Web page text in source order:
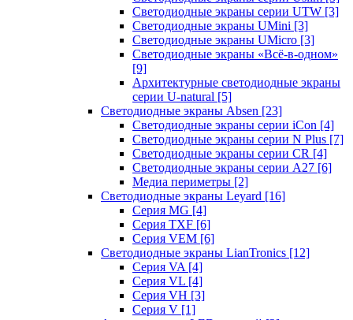
Светодиодные экраны серии UTW [3]
Светодиодные экраны UMini [3]
Светодиодные экраны UMicro [3]
Светодиодные экраны «Всё-в-одном»
[9]
Архитектурные светодиодные экраны
серии U-natural [5]
Светодиодные экраны Absen [23]
Светодиодные экраны серии iCon [4]
Светодиодные экраны серии N Plus [7]
Светодиодные экраны серии CR [4]
Светодиодные экраны серии А27 [6]
Медиа периметры [2]
Светодиодные экраны Leyard [16]
Серия MG [4]
Серия TXF [6]
Серия VEM [6]
Светодиодные экраны LianTronics [12]
Серия VA [4]
Серия VL [4]
Серия VH [3]
Серия V [1]